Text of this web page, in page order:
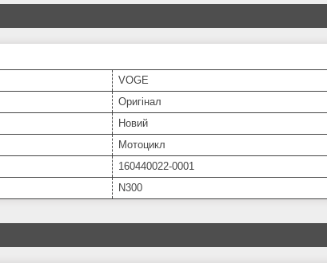
VOGE
Оригінал
Новий
Мотоцикл
160440022-0001
N300